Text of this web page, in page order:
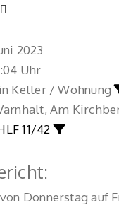
2023
Uhr
Keller / Wohnung
Am
11/42
Donnerstag auf